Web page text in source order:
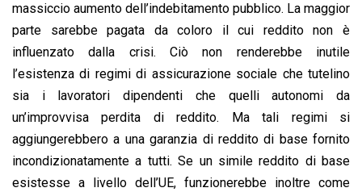
massiccio aumento dell’indebitamento pubblico. La maggior
parte sarebbe pagata da coloro il cui reddito non è
influenzato dalla crisi. Ciò non renderebbe inutile
l’esistenza di regimi di assicurazione sociale che tutelino
sia i lavoratori dipendenti che quelli autonomi da
un’improvvisa perdita di reddito. Ma tali regimi si
aggiungerebbero a una garanzia di reddito di base fornito
incondizionatamente a tutti. Se un simile reddito di base
esistesse a livello dell’UE, funzionerebbe inoltre come